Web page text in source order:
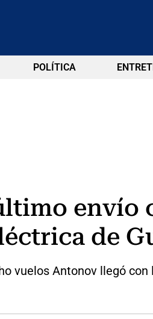
POLÍTICA
envío
de
vuelos Antonov llegó